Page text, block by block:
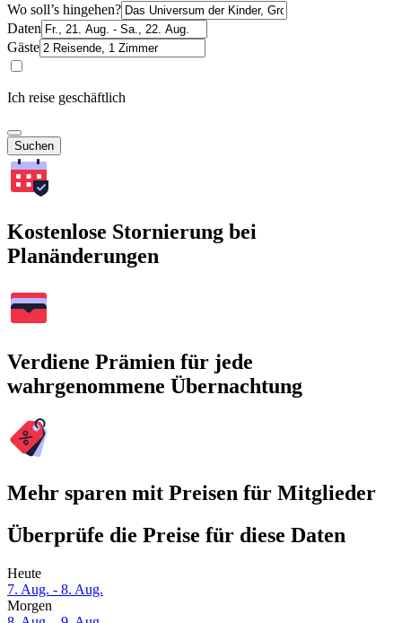
Wo soll’s hingehen?
Daten
Gäste
Ich reise geschäftlich
Suchen
Kostenlose Stornierung bei
Planänderungen
Verdiene Prämien für jede
wahrgenommene Übernachtung
Mehr sparen mit Preisen für Mitglieder
Überprüfe die Preise für diese Daten
Heute
7. Aug. - 8. Aug.
Morgen